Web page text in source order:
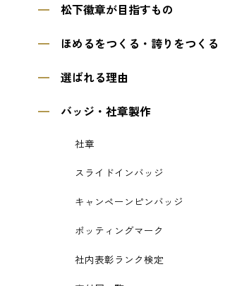
松下徽章が目指すもの
ほめるをつくる・誇りをつくる
選ばれる理由
バッジ・社章製作
社章
スライドインバッジ
キャンペーンピンバッジ
ポッティングマーク
社内表彰ランク検定